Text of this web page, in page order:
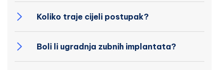
Koliko traje cijeli postupak?
Boli li ugradnja zubnih implantata?